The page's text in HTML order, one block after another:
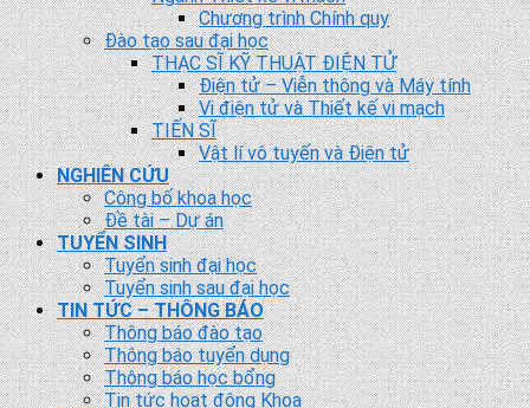
Chương trình Chính quy
Đào tạo sau đại học
THẠC SĨ KỸ THUẬT ĐIỆN TỬ
Điện tử – Viễn thông và Máy tính
Vi điện tử và Thiết kế vi mạch
TIẾN SĨ
Vật lí vô tuyến và Điện tử
NGHIÊN CỨU
Công bố khoa học
Đề tài – Dự án
TUYỂN SINH
Tuyển sinh đại học
Tuyển sinh sau đại học
TIN TỨC – THÔNG BÁO
Thông báo đào tạo
Thông báo tuyển dụng
Thông báo học bổng
Tin tức hoạt động Khoa